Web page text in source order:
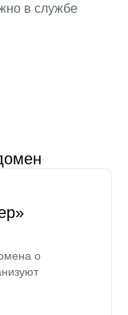
в службе
о